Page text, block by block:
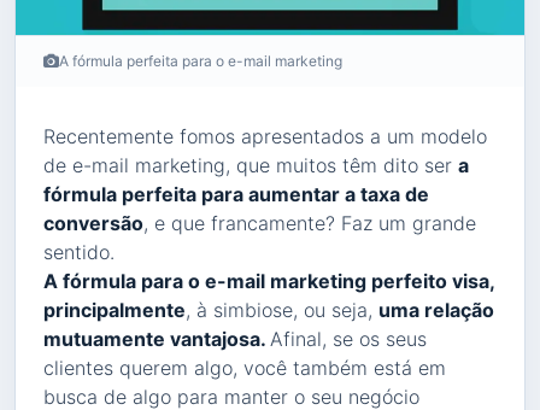
A fórmula perfeita para o e-mail marketing
Recentemente fomos apresentados a um modelo
de e-mail marketing, que muitos têm dito ser a
fórmula perfeita para aumentar a taxa de
conversão, e que francamente? Faz um grande
sentido.
A fórmula para o e-mail marketing perfeito visa,
principalmente, à simbiose, ou seja, uma relação
mutuamente vantajosa. Afinal, se os seus
clientes querem algo, você também está em
busca de algo para manter o seu negócio